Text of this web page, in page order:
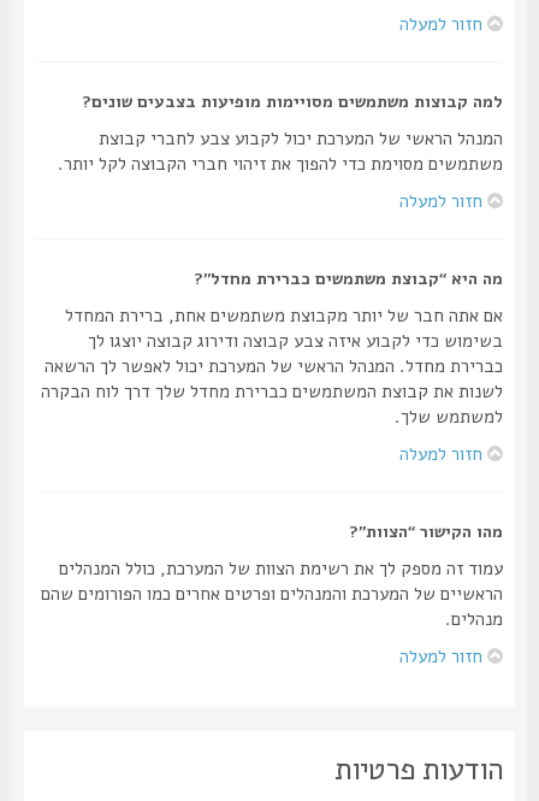
חזור למעלה
למה קבוצות משתמשים מסויימות מופיעות בצבעים שונים?
המנהל הראשי של המערכת יכול לקבוע צבע לחברי קבוצת
משתמשים מסוימת כדי להפוך את זיהוי חברי הקבוצה לקל יותר.
חזור למעלה
מה היא “קבוצת משתמשים כברירת מחדל”?
אם אתה חבר של יותר מקבוצת משתמשים אחת, ברירת המחדל
בשימוש כדי לקבוע איזה צבע קבוצה ודירוג קבוצה יוצגו לך
כברירת מחדל. המנהל הראשי של המערכת יכול לאפשר לך הרשאה
לשנות את קבוצת המשתמשים כברירת מחדל שלך דרך לוח הבקרה
למשתמש שלך.
חזור למעלה
מהו הקישור “הצוות”?
עמוד זה מספק לך את רשימת הצוות של המערכת, כולל המנהלים
הראשיים של המערכת והמנהלים ופרטים אחרים כמו הפורומים שהם
מנהלים.
חזור למעלה
הודעות פרטיות